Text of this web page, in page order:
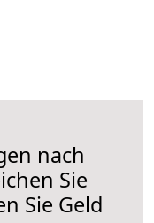
nach
Sie
Sie Geld